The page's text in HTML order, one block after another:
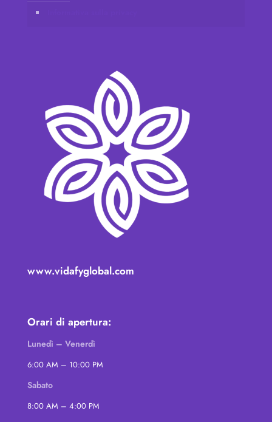
www.vidafyglobal.com
Orari di apertura:
Lunedì – Venerdì
6:00 AM – 10:00 PM
Sabato
8:00 AM – 4:00 PM